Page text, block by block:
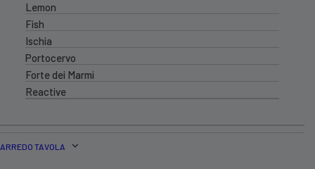
Lemon
Fish
Ischia
Portocervo
Forte dei Marmi
Reactive
ARREDO TAVOLA